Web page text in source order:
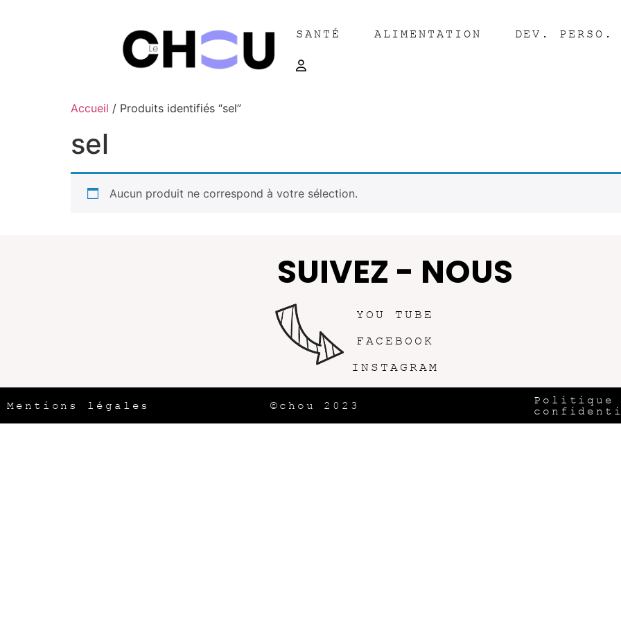
SANTÉ ALIMENTATION DEV. PERSO.
Accueil / Produits identifiés “sel”
sel
Aucun produit ne correspond à votre sélection.
SUIVEZ - NOUS
YOU TUBE
FACEBOOK
INSTAGRAM
Mentions légales ©chou 2023
Politique